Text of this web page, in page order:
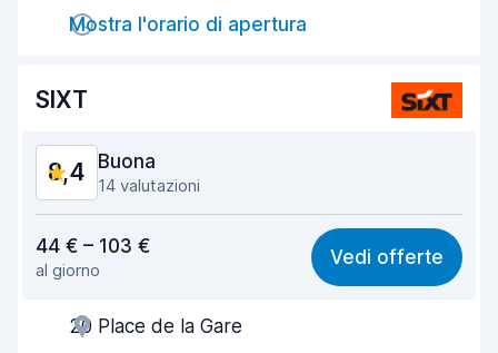
Rapidità della riconsegna
9,0
Mostra l'orario di apertura
SIXT
8,4 Buona
14 valutazioni
7,8
Facile da trovare 8,7
Gentilezza degli agenti
44 € – 103 €
al giorno
Vedi offerte
20 Place de la Gare